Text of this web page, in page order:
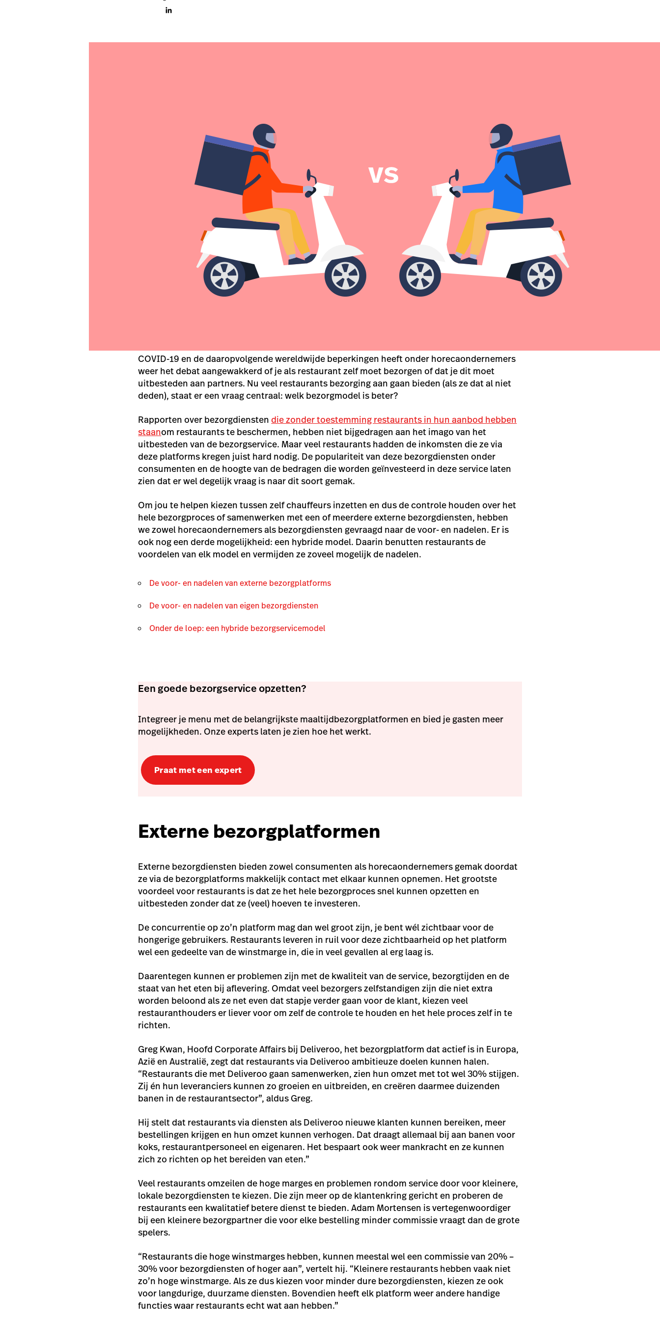
COVID-19 en de daaropvolgende wereldwijde beperkingen heeft onder horecaondernemers
weer het debat aangewakkerd of je als restaurant zelf moet bezorgen of dat je dit moet
uitbesteden aan partners. Nu veel restaurants bezorging aan gaan bieden (als ze dat al niet
deden), staat er een vraag centraal: welk bezorgmodel is beter?
Rapporten over bezorgdiensten die zonder toestemming restaurants in hun aanbod hebben
staanom restaurants te beschermen, hebben niet bijgedragen aan het imago van het
uitbesteden van de bezorgservice. Maar veel restaurants hadden de inkomsten die ze via
deze platforms kregen juist hard nodig. De populariteit van deze bezorgdiensten onder
consumenten en de hoogte van de bedragen die worden geïnvesteerd in deze service laten
zien dat er wel degelijk vraag is naar dit soort gemak.
Om jou te helpen kiezen tussen zelf chauffeurs inzetten en dus de controle houden over het
hele bezorgproces of samenwerken met een of meerdere externe bezorgdiensten, hebben
we zowel horecaondernemers als bezorgdiensten gevraagd naar de voor- en nadelen. Er is
ook nog een derde mogelijkheid: een hybride model. Daarin benutten restaurants de
voordelen van elk model en vermijden ze zoveel mogelijk de nadelen.
De voor- en nadelen van externe bezorgplatforms
De voor- en nadelen van eigen bezorgdiensten
Onder de loep: een hybride bezorgservicemodel
Een goede bezorgservice opzetten?
Integreer je menu met de belangrijkste maaltijdbezorgplatformen en bied je gasten meer
mogelijkheden. Onze experts laten je zien hoe het werkt.
Praat met een expert
Externe bezorgplatformen
Externe bezorgdiensten bieden zowel consumenten als horecaondernemers gemak doordat
ze via de bezorgplatforms makkelijk contact met elkaar kunnen opnemen. Het grootste
voordeel voor restaurants is dat ze het hele bezorgproces snel kunnen opzetten en
uitbesteden zonder dat ze (veel) hoeven te investeren.
De concurrentie op zo’n platform mag dan wel groot zijn, je bent wél zichtbaar voor de
hongerige gebruikers. Restaurants leveren in ruil voor deze zichtbaarheid op het platform
wel een gedeelte van de winstmarge in, die in veel gevallen al erg laag is.
Daarentegen kunnen er problemen zijn met de kwaliteit van de service, bezorgtijden en de
staat van het eten bij aflevering. Omdat veel bezorgers zelfstandigen zijn die niet extra
worden beloond als ze net even dat stapje verder gaan voor de klant, kiezen veel
restauranthouders er liever voor om zelf de controle te houden en het hele proces zelf in te
richten.
Greg Kwan, Hoofd Corporate Affairs bij Deliveroo, het bezorgplatform dat actief is in Europa,
Azië en Australië, zegt dat restaurants via Deliveroo ambitieuze doelen kunnen halen.
“Restaurants die met Deliveroo gaan samenwerken, zien hun omzet met tot wel 30% stijgen.
Zij én hun leveranciers kunnen zo groeien en uitbreiden, en creëren daarmee duizenden
banen in de restaurantsector”, aldus Greg.
Hij stelt dat restaurants via diensten als Deliveroo nieuwe klanten kunnen bereiken, meer
bestellingen krijgen en hun omzet kunnen verhogen. Dat draagt allemaal bij aan banen voor
koks, restaurantpersoneel en eigenaren. Het bespaart ook weer mankracht en ze kunnen
zich zo richten op het bereiden van eten.”
Veel restaurants omzeilen de hoge marges en problemen rondom service door voor kleinere,
lokale bezorgdiensten te kiezen. Die zijn meer op de klantenkring gericht en proberen de
restaurants een kwalitatief betere dienst te bieden. Adam Mortensen is vertegenwoordiger
bij een kleinere bezorgpartner die voor elke bestelling minder commissie vraagt dan de grote
spelers.
“Restaurants die hoge winstmarges hebben, kunnen meestal wel een commissie van 20% –
30% voor bezorgdiensten of hoger aan”, vertelt hij. “Kleinere restaurants hebben vaak niet
zo’n hoge winstmarge. Als ze dus kiezen voor minder dure bezorgdiensten, kiezen ze ook
voor langdurige, duurzame diensten. Bovendien heeft elk platform weer andere handige
functies waar restaurants echt wat aan hebben.”